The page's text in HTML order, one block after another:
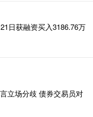
日获融资买入3186.76万
立场分歧 债券交易员对